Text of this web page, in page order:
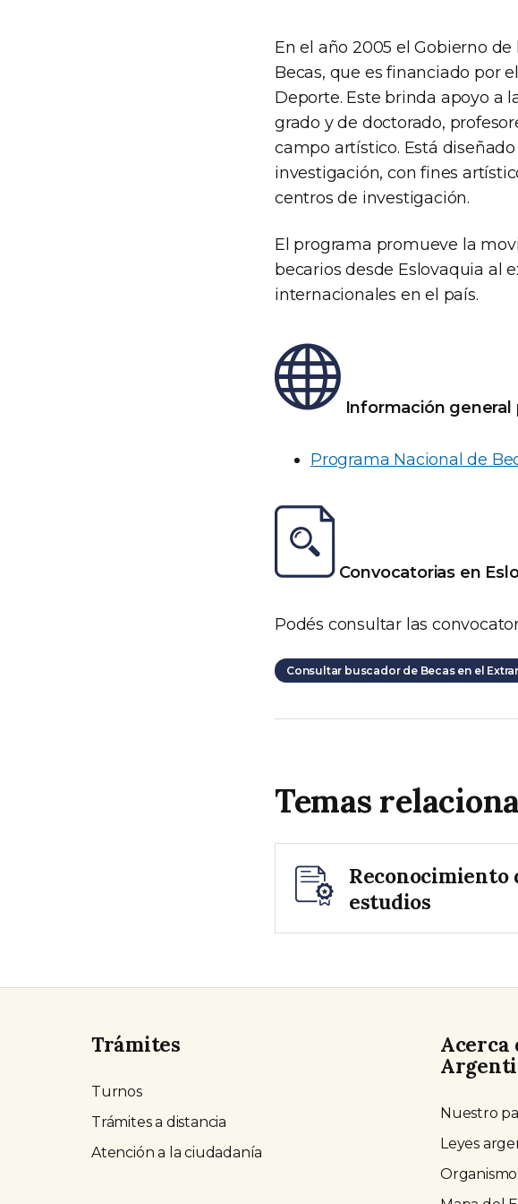
En el año 2005 el Gobierno
Becas, que es financiado por
Deporte. Este brinda apoyo a
grado y de doctorado,
campo artístico. Está
investigación, con fines
centros de investigación.
El programa promueve la
becarios desde Eslovaquia al
internacionales en el país.
Información general
Programa Nacional de
Convocatorias en
Podés consultar las
Consultar buscador de Becas en el
Temas
Reconocimiento
estudios
Trámites
Turnos
Trámites a distancia
Atención a la ciudadanía
Acerca
Nuestro
Leyes